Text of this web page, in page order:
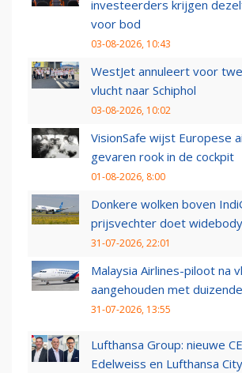
investeerders krijgen
voor bod
03-08-2026, 10:43
WestJet annuleert voor
vlucht naar Schiphol
03-08-2026, 10:02
VisionSafe wijst Europese
gevaren rook in de cockpit
01-08-2026, 8:00
Donkere wolken boven
prijsvechter doet
31-07-2026, 22:01
Malaysia Airlines-piloot na
aangehouden met
31-07-2026, 13:55
Lufthansa Group: nieuwe
Edelweiss en Lufthansa